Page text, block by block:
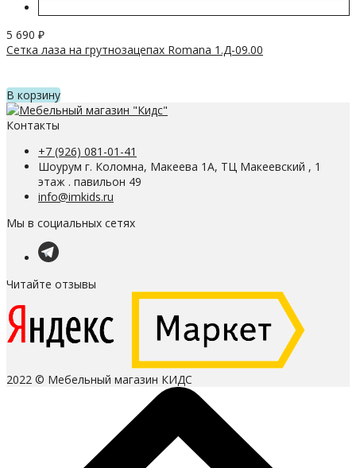
5 690 ₽
Сетка лаза на грутнозацепах Romana 1.Д-09.00
В корзину
Контакты
+7 (926) 081-01-41
Шоурум г. Коломна, Макеева 1А, ТЦ Макеевский , 1
этаж . павильон 49
info@imkids.ru
Мы в социальных сетях
Читайте отзывы
2022 © Мебельный магазин КИДС